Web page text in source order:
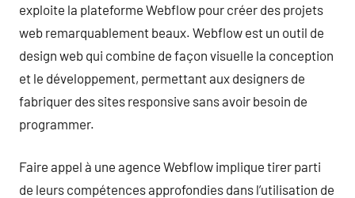
exploite la plateforme Webflow pour créer des projets
web remarquablement beaux. Webflow est un outil de
design web qui combine de façon visuelle la conception
et le développement, permettant aux designers de
fabriquer des sites responsive sans avoir besoin de
programmer.
Faire appel à une agence Webflow implique tirer parti
de leurs compétences approfondies dans l’utilisation de